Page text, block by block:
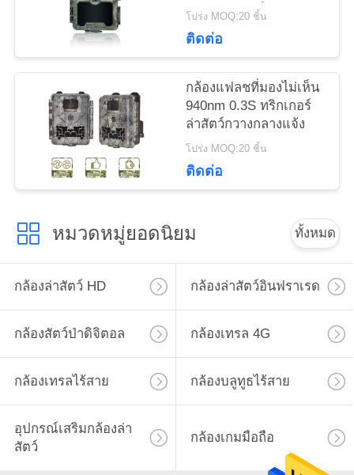
นโยบาย
ความ
ตัว
สำหรับล่าสัตว์
โปร่ง MOQ:20 ชิ้น
ติดต่อ
กล้องแฟลชที่มองไม่เห็น
940nm 0.3S ทริกเกอร์
ล่าสัตว์กวางกลางแจ้ง
โปร่ง MOQ:20 ชิ้น
ติดต่อ
หมวดหมู่ยอดนิยม ทั้งหมด
กล้องล่าสัตว์ HD กล้องล่าสัตว์อินฟราเรด
กล้องสัตว์ป่าดิจิตอล กล้องเทรล 4G
กล้องเทรลไร้สาย กล้องบลูทูธไร้สาย
อุปกรณ์เสริมกล้องล่า
สัตว์
กล้องเกมมือถือ